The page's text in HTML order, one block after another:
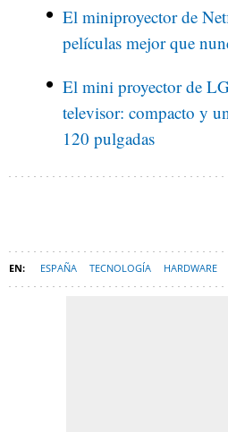
El miniproyector de
películas mejor que
El mini proyector de
televisor: compacto y
120 pulgadas
ESPAÑA TECNOLOGÍA HARDWARE